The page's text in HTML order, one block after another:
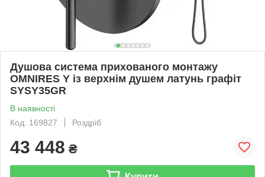
Душова система прихованого монтажу
OMNIRES Y із верхнім душем латунь графіт
SYSY35GR
В наявності
Код: 169827
Роздріб
43 448 ₴